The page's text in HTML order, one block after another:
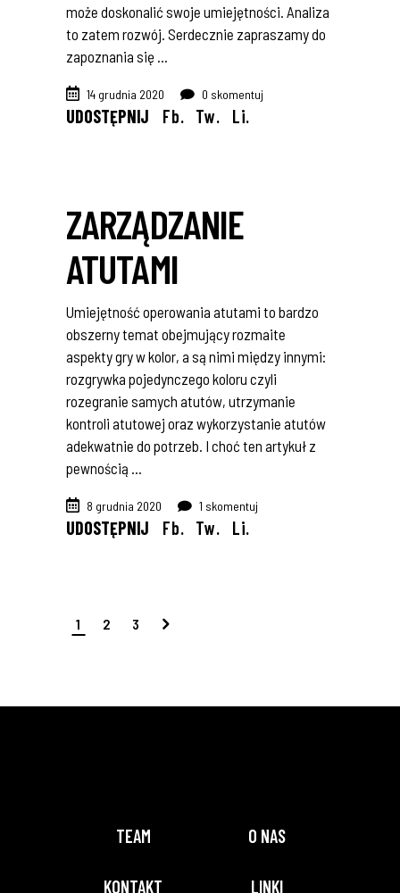
może doskonalić swoje umiejętności. Analiza
to zatem rozwój. Serdecznie zapraszamy do
zapoznania się
14 grudnia 2020 0 skomentuj
UDOSTĘPNIJ Fb. Tw. Li.
ZARZĄDZANIE
ATUTAMI
Umiejętność operowania atutami to bardzo
obszerny temat obejmujący rozmaite
aspekty gry w kolor, a są nimi między innymi:
rozgrywka pojedynczego koloru czyli
rozegranie samych atutów, utrzymanie
kontroli atutowej oraz wykorzystanie atutów
adekwatnie do potrzeb. I choć ten artykuł z
pewnością
8 grudnia 2020 1 skomentuj
UDOSTĘPNIJ Fb. Tw. Li.
1 2 3
TEAM O NAS
KONTAKT LINKI